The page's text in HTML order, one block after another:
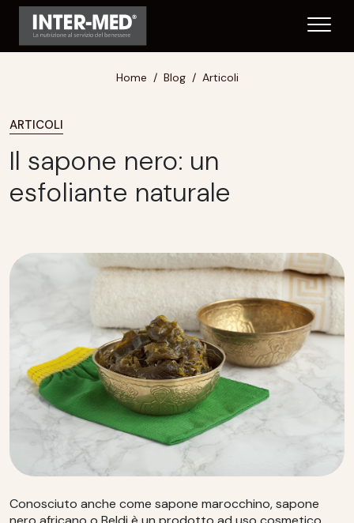
Home Blog Articoli
ARTICOLI
Il sapone nero: un
esfoliante naturale
Conosciuto anche come sapone marocchino, sapone